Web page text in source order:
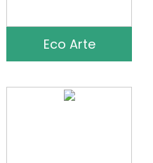
Eco Arte